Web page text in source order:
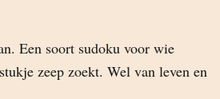
Een soort sudoku voor wie
zeep zoekt. Wel van leven en